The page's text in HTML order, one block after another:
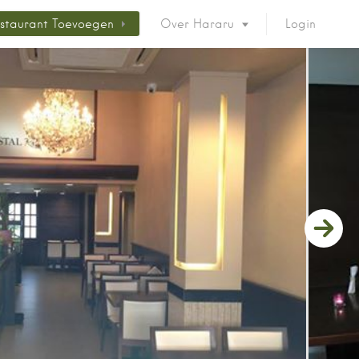
Toevoegen Over Hararu Login